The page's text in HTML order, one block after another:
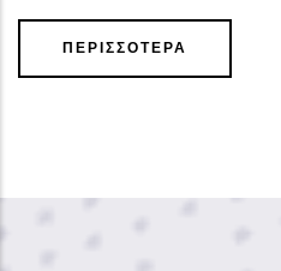
ΠΕΡΙΣΣΟΤΕΡΑ